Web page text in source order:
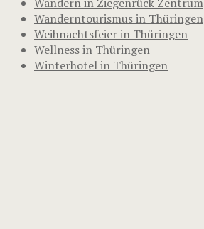
Wanderntourismus in Thüringen
Weihnachtsfeier in Thüringen
Wellness in Thüringen
Winterhotel in Thüringen